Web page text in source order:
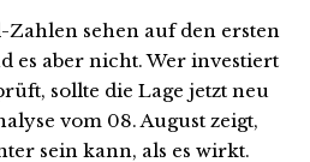
sehen auf den ersten
es aber nicht. Wer investiert
sollte die Lage jetzt neu
vom 08. August zeigt,
sein kann, als es wirkt.